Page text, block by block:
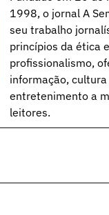
1998, o jornal A
seu trabalho
princípios da ética e
profissionalismo,
informação, cultura
entretenimento a
leitores.